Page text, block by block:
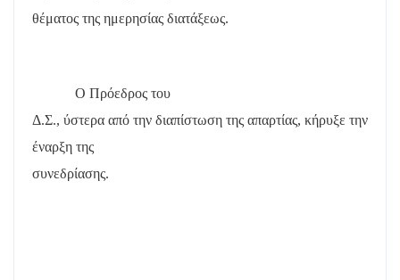
θέματος της ημερησίας διατάξεως.
Ο Πρόεδρος του
Δ.Σ., ύστερα από την διαπίστωση της απαρτίας, κήρυξε την
έναρξη της
συνεδρίασης.